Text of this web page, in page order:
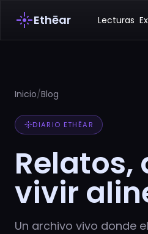
flareEthēar Lecturas
Inicio/Blog
flareDIARIO ETHĒAR
vivir
Un archivo vivo donde